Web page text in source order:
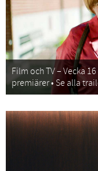
Film och TV – Vecka
premiärer • Se alla